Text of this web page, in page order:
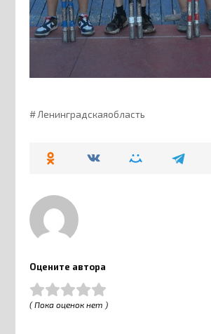
Ленинградскаяобласть
Оцените автора
( Пока оценок нет )